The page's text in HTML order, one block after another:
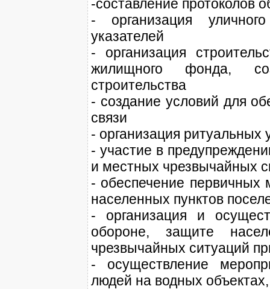
-составление протоколов
- организация
указателей
- организация
жилищного фонда,
строительства
- создание условий для
связи
- организация ритуальных
- участие в
и местных чрезвычайных
- обеспечение первичных
населенных пунктов
- организация и
обороне, защите
чрезвычайных ситуаций
- осуществление
людей на водных